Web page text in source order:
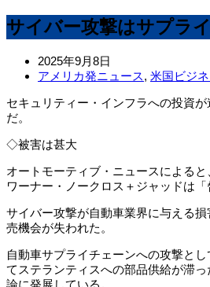
サイバー攻撃はサプラ
2025年9月8日
アメリカ発ニュース, 米国ビジ
セキュリティー・インフラへの投資
だ。
◇被害は甚大
オートモーティブ・ニュースによる
ワーナー・ノークロス＋ジャッドは
サイバー攻撃が自動車業界に与える
売機会が失われた。
自動車サプライチェーンへの攻撃と
てステランティスへの部品供給が滞
論に発展している。